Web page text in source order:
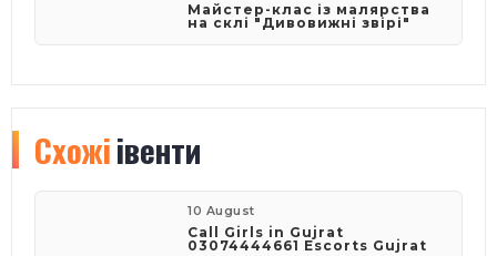
Майстер-клас із малярства
на склі "Дивовижні звірі"
Схожіівенти
10 August
Call Girls in Gujrat
03074444661 Escorts Gujrat